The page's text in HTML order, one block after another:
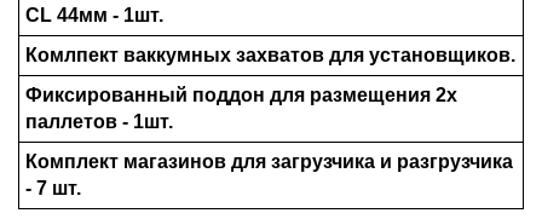
CL 44мм - 1шт.
Комлпект ваккумных захватов для установщиков.
Фиксированный поддон для размещения 2х
паллетов - 1шт.
Комплект магазинов для загрузчика и разгрузчика
- 7 шт.